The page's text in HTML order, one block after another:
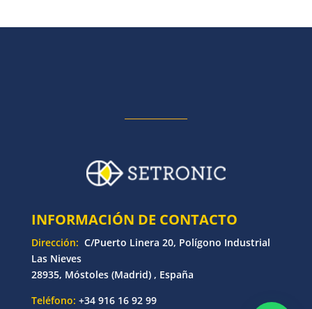
INFORMACIÓN DE CONTACTO
Dirección: C/Puerto Linera 20, Polígono Industrial
Las Nieves
28935, Móstoles (Madrid) , España
Teléfono: +34 916 16 92 99